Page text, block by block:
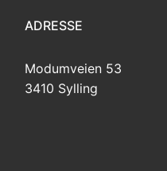
ADRESSE
Modumveien 53
3410 Sylling